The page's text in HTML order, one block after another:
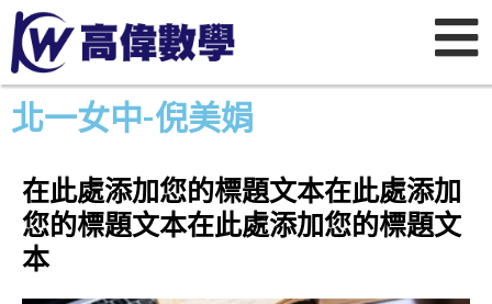
北一女中-倪美娟
在此處添加您的標題文本在此處添加
您的標題文本在此處添加您的標題文
本